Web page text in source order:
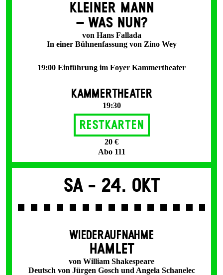
KLEINER MANN
– WAS NUN?
von Hans Fallada
In einer Bühnenfassung von Zino Wey
19:00 Einführung im Foyer Kammertheater
KAMMERTHEATER
19:30
Restkarten
20 €
Abo 111
Sa - 24. Okt
WIEDERAUFNAHME
HAMLET
von William Shakespeare
Deutsch von Jürgen Gosch und Angela Schanelec